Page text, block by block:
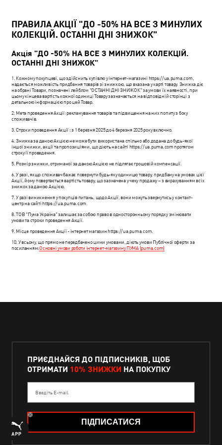
ПРАВИЛА АКЦІЇ "ДО -50% НА ВСЕ З МИНУЛИХ
КОЛЕКЦІЙ. ОСТАННІ ДНІ ЗНИЖОК"
Акція "ДО -50% НА ВСЕ З МИНУЛИХ КОЛЕКЦІЙ.
ОСТАННІ ДНІ ЗНИЖОК"
1. Кожному покупцеві, що здійснить купівлю у інтернет-магазині https://ua.puma.com,
надається можливість придбання товарів зі знижкою, що вказана у карті товару. Знижка діє
на обрані Товари, позначені лейблом "ОСТАННІ ДНІ ЗНИЖОК" за умови їх наявності, при
цьому кінцева вартість кожної одиниці Товару зазначається на відповідній сторінці з
детальною інформацією про цей Товар.
2. Мета проведення Акції: рекламування товарів та підвищення на них попиту з боку
споживачів.
3. Строки проведення Акції : з 1 березня 2025 до 4 березня 2025 року включно.
4. Знижка за даною Акцією не може бути використана спільно або додана до будь-якої
іншої знижки, акції та пропозиціями, що діють на сайті https://ua.puma.com протягом
строку її проведення.
5. Розмір знижки, отриманої за даною Акцією не підлягає грошовій компенсації.
6. У разі, якщо споживач бажає повернути будь-яку одиницю товару, придбану на умовах цієї
Акції, йому повертається вартість товару, що зазначена у чеку продажу – з вирахуванням всіх
знижок за даною Акцією.
7. У разі виникнення у покупців питань, щодо Акції, вони можуть звернутись у контакт-
центр на сайті https://ua.puma.com.
8. ТОВ "Пума Україна" залишає за собою право в односторонньому порядку змінювати
умови та строки проведення Акції.
9. Місце проведення Акції - інтернет магазин https://ua.puma.com.
10. У всьому, що прямо не передбачено цими умовами, діють умови Публічної оферти за
посиланням:Основні умови роботи інтернет-магазину ПУМА (puma.com)
ПРИЄДНАЙСЯ ДО ПІДПИСНИКІВ, ЩОБ
ОТРИМАТИ 10% ЗНИЖКИ НА ПОКУПКУ
Введіть E-mail
ПІДПИСАТИСЯ